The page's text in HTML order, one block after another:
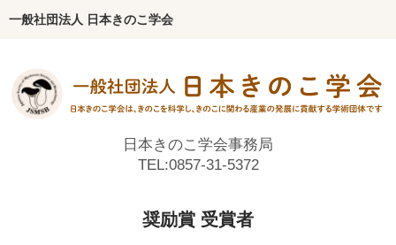
一般社団法人 日本きのこ学会
日本きのこ学会事務局
TEL:0857-31-5372
学会について
奨励賞 受賞者